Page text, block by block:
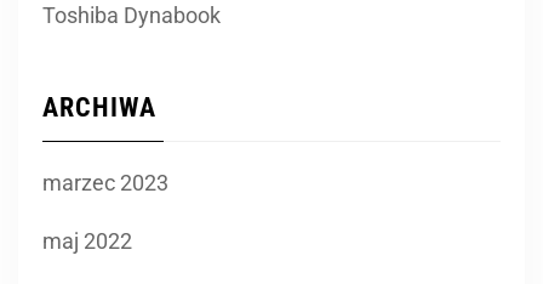
Toshiba Dynabook
ARCHIWA
marzec 2023
maj 2022